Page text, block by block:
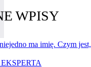
WPISY